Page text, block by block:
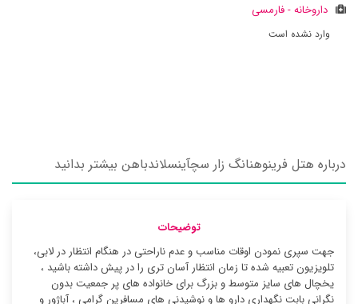
داروخانه - فارمسی
وارد نشده است
درباره هتل فرینوهنانگ زار سچآینسلاندباهن بیشتر بدانید
توضیحات
جهت سپری نمودن اوقات مناسب و عدم ناراحتی در هنگام انتظار در لابی،
تلویزیون تعبیه شده تا زمان انتظار آسان تری را در پیش داشته باشید ،
یخچال های سایز متوسط و بزرگ برای خانواده های پر جمعیت بدون
نگرانی بابت نگهداری دارو ها و نوشیدنی های مسافرین گرامی ، آباژور و